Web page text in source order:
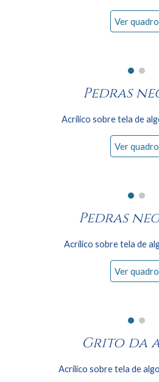
Ver quadro
Pedras
Acrílico sobre tela de
Ver quadro
Pedras
Acrílico sobre tela de
Ver quadro
Grito da
Acrílico sobre tela de